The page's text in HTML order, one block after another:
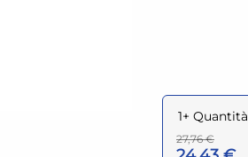
1+ Quantità
27,76 €